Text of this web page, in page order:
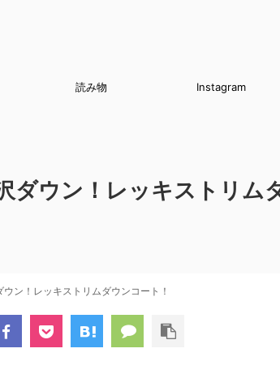
読み物 Instagram
ダウン！レッキストリム
ン！レッキストリムダウンコート！